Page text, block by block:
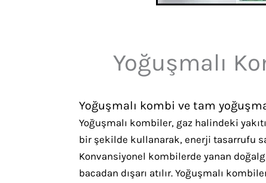
Yoğuşmalı
Yoğuşmalı kombi ve tam
Yoğuşmalı kombiler, gaz halindeki
bir şekilde kullanarak, enerji tasarrufu
Konvansiyonel kombilerde yanan
bacadan dışarı atılır. Yoğuşmalı